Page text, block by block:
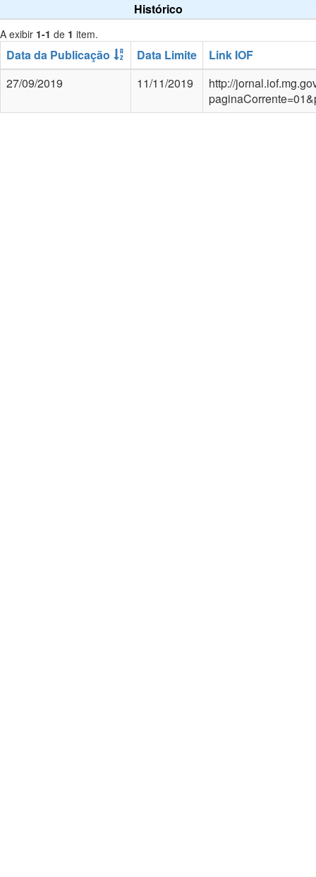
Histórico
A exibir 1-1 de 1 item.
Data da Publicação Data Limite
Link IOF
27/09/2019
11/11/2019
http://